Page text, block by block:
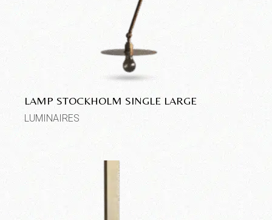
LAMP STOCKHOLM SINGLE LARGE
LUMINAIRES